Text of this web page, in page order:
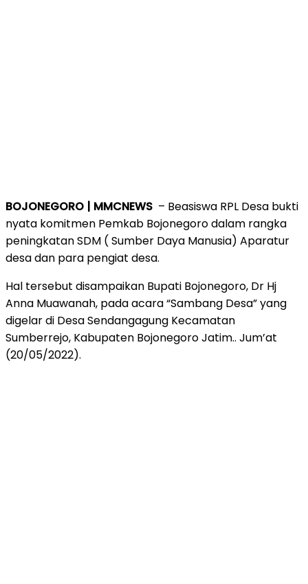
BOJONEGORO | MMCNEWS – Beasiswa RPL Desa bukti
nyata komitmen Pemkab Bojonegoro dalam rangka
peningkatan SDM ( Sumber Daya Manusia) Aparatur
desa dan para pengiat desa.
Hal tersebut disampaikan Bupati Bojonegoro, Dr Hj
Anna Muawanah, pada acara “Sambang Desa” yang
digelar di Desa Sendangagung Kecamatan
Sumberrejo, Kabupaten Bojonegoro Jatim.. Jum’at
(20/05/2022).